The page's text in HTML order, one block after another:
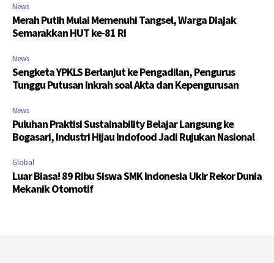
News
Merah Putih Mulai Memenuhi Tangsel, Warga Diajak
Semarakkan HUT ke-81 RI
News
Sengketa YPKLS Berlanjut ke Pengadilan, Pengurus
Tunggu Putusan Inkrah soal Akta dan Kepengurusan
News
Puluhan Praktisi Sustainability Belajar Langsung ke
Bogasari, Industri Hijau Indofood Jadi Rujukan Nasional
Global
Luar Biasa! 89 Ribu Siswa SMK Indonesia Ukir Rekor Dunia
Mekanik Otomotif